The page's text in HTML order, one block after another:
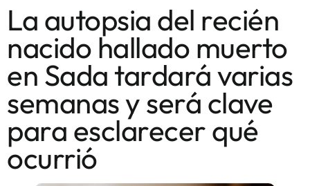
La autopsia del recién
nacido hallado muerto
en Sada tardará varias
semanas y será clave
para esclarecer qué
ocurrió